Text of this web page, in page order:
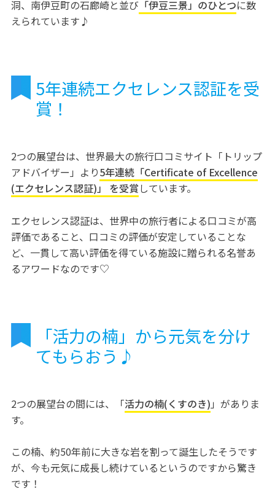
洞、南伊豆町の石廊崎と並び 「伊豆三景」のひとつに数
えられています♪
5年連続エクセレンス認証を受
賞！
2つの展望台は、世界最大の旅行口コミサイト「トリップ
アドバイザー」より5年連続「Certificate of Excellence
(エクセレンス認証)」 を受賞 しています。
エクセレンス認証は、世界中の旅行者による口コミが高
評価であること、口コミの評価が安定していることな
ど、一貫して高い評価を得ている施設に贈られる名誉あ
るアワードなのです♡
「活力の楠」から元気を分け
てもらおう♪
2つの展望台の間には、「活力の楠(くすのき) 」がありま
す。
この楠、約50年前に大きな岩を割って誕生したそうです
が、今も元気に成長し続けているというのですから驚き
です！